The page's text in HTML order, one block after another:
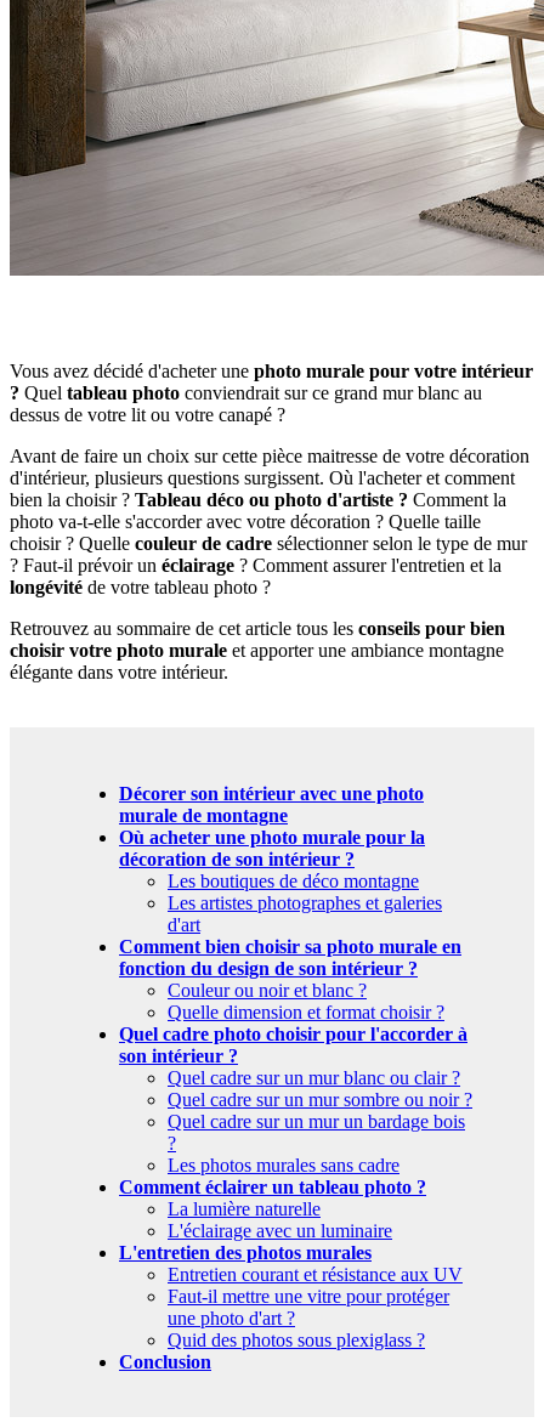
Vous avez décidé d'acheter une photo murale pour votre intérieur
? Quel tableau photo conviendrait sur ce grand mur blanc au
dessus de votre lit ou votre canapé ?
Avant de faire un choix sur cette pièce maitresse de votre décoration
d'intérieur, plusieurs questions surgissent. Où l'acheter et comment
bien la choisir ? Tableau déco ou photo d'artiste ? Comment la
photo va-t-elle s'accorder avec votre décoration ? Quelle taille
choisir ? Quelle couleur de cadre sélectionner selon le type de mur
? Faut-il prévoir un éclairage ? Comment assurer l'entretien et la
longévité de votre tableau photo ?
Retrouvez au sommaire de cet article tous les conseils pour bien
choisir votre photo murale et apporter une ambiance montagne
élégante dans votre intérieur.
Décorer son intérieur avec une photo
murale de montagne
Où acheter une photo murale pour la
décoration de son intérieur ?
Les boutiques de déco montagne
Les artistes photographes et galeries
d'art
Comment bien choisir sa photo murale en
fonction du design de son intérieur ?
Couleur ou noir et blanc ?
Quelle dimension et format choisir ?
Quel cadre photo choisir pour l'accorder à
son intérieur ?
Quel cadre sur un mur blanc ou clair ?
Quel cadre sur un mur sombre ou noir ?
Quel cadre sur un mur un bardage bois
?
Les photos murales sans cadre
Comment éclairer un tableau photo ?
La lumière naturelle
L'éclairage avec un luminaire
L'entretien des photos murales
Entretien courant et résistance aux UV
Faut-il mettre une vitre pour protéger
une photo d'art ?
Quid des photos sous plexiglass ?
Conclusion